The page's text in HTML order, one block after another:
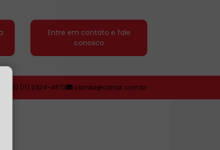
Entre em contato e fale
conosco
(11) 2324-4673 camila@canak.com.br